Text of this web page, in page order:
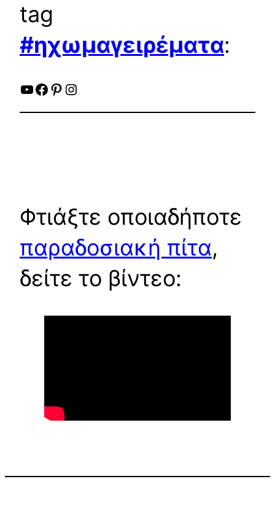
tag
#ηχωμαγειρέματα:
YouTube
Facebook
Pinterest
Instagram
Φτιάξτε οποιαδήποτε
παραδοσιακή πίτα,
δείτε το βίντεο: